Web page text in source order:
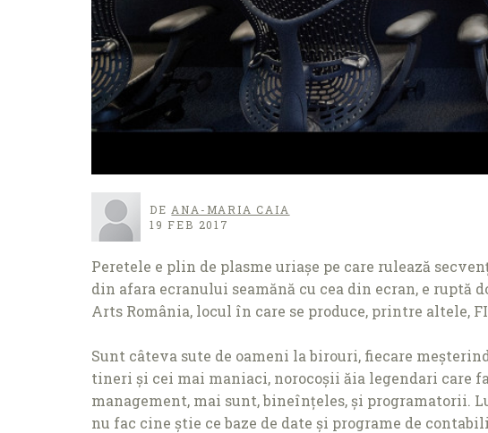
DE ANA-MARIA CAIA
19 FEB 2017
Peretele e plin de plasme uriașe pe care rulează
din afara ecranului seamănă cu cea din ecran, e
Arts România, locul în care se produce, printre altele,
Sunt câteva sute de oameni la birouri, fiecare
tineri și cei mai maniaci, norocoșii ăia legendari care
management, mai sunt, bineînţeles, și programatorii.
nu fac cine știe ce baze de date și programe de